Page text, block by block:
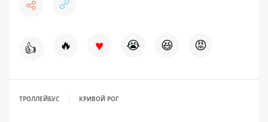
👍 🔥 ♥ 😭 😆 😡
ТРОЛЛЕЙБУС КРИВОЙ РОГ